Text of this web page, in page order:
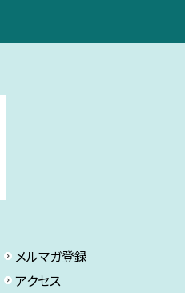
メルマガ登録
アクセス